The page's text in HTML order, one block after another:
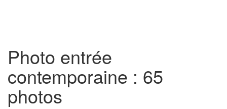
Photo entrée
contemporaine : 65
photos